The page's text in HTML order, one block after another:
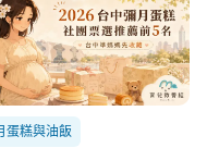
蛋糕與油飯
彌月推薦】2026 台中彌
社團票選推薦前5名